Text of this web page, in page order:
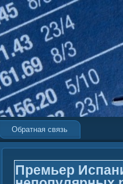
Обратная связь
Премьер